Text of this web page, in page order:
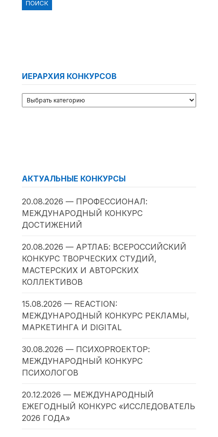
ИЕРАРХИЯ КОНКУРСОВ
АКТУАЛЬНЫЕ КОНКУРСЫ
20.08.2026 — ПРОФЕССИОНАЛ:
МЕЖДУНАРОДНЫЙ КОНКУРС
ДОСТИЖЕНИЙ
20.08.2026 — АРТЛАБ: ВСЕРОССИЙСКИЙ
КОНКУРС ТВОРЧЕСКИХ СТУДИЙ,
МАСТЕРСКИХ И АВТОРСКИХ
КОЛЛЕКТИВОВ
15.08.2026 — REACTION:
МЕЖДУНАРОДНЫЙ КОНКУРС РЕКЛАМЫ,
МАРКЕТИНГА И DIGITAL
30.08.2026 — ПСИХОPROЕКТОР:
МЕЖДУНАРОДНЫЙ КОНКУРС
ПСИХОЛОГОВ
20.12.2026 — МЕЖДУНАРОДНЫЙ
ЕЖЕГОДНЫЙ КОНКУРС «ИССЛЕДОВАТЕЛЬ
2026 ГОДА»